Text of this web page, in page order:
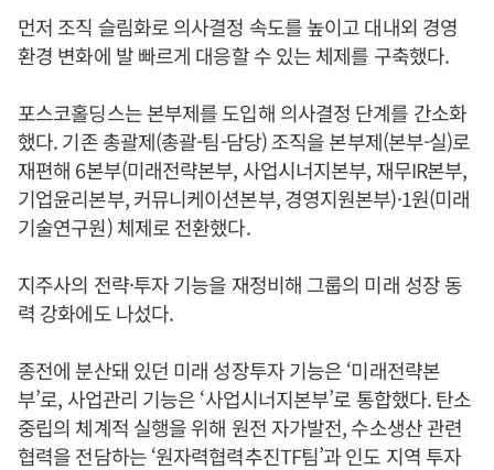
먼저 조직 슬림화로 의사결정 속도를 높이고 대내외 경영
환경 변화에 발 빠르게 대응할 수 있는 체제를 구축했다.
포스코홀딩스는 본부제를 도입해 의사결정 단계를 간소화
했다. 기존 총괄제(총괄-팀-담당) 조직을 본부제(본부-실)로
재편해 6본부(미래전략본부, 사업시너지본부, 재무IR본부,
기업윤리본부, 커뮤니케이션본부, 경영지원본부)·1원(미래
기술연구원) 체제로 전환했다.
지주사의 전략·투자 기능을 재정비해 그룹의 미래 성장 동
력 강화에도 나섰다.
종전에 분산돼 있던 미래 성장투자 기능은 ‘미래전략본
부’로, 사업관리 기능은 ‘사업시너지본부’로 통합했다. 탄소
중립의 체계적 실행을 위해 원전 자가발전, 수소생산 관련
협력을 전담하는 ‘원자력협력추진TF팀’과 인도 지역 투자